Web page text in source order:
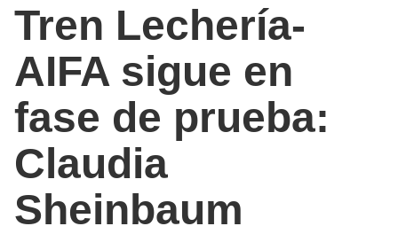
Tren Lechería-
AIFA sigue en
fase de prueba:
Claudia
Sheinbaum